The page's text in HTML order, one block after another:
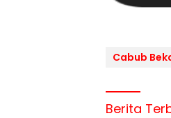
Cabub
Berita